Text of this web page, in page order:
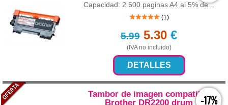
Capacidad: 2.600 paginas A4 al 5% de...
(1)
5.99 5.30 €
(IVA no incluido)
DETALLES
-17%
Tambor de imagen compatible
Brother DR2200 drum